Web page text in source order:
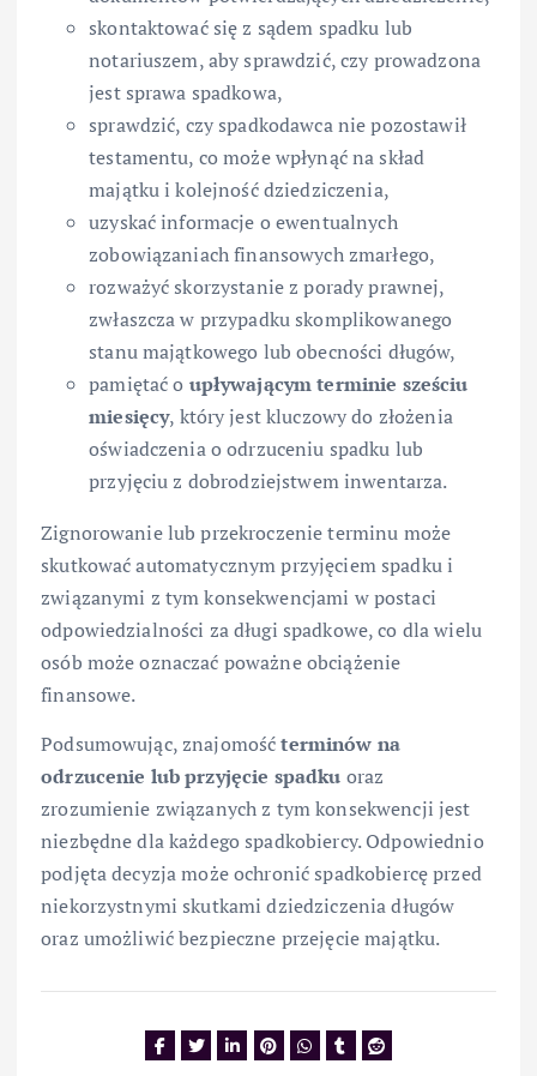
skontaktować się z sądem spadku lub
notariuszem, aby sprawdzić, czy prowadzona
jest sprawa spadkowa,
sprawdzić, czy spadkodawca nie pozostawił
testamentu, co może wpłynąć na skład
majątku i kolejność dziedziczenia,
uzyskać informacje o ewentualnych
zobowiązaniach finansowych zmarłego,
rozważyć skorzystanie z porady prawnej,
zwłaszcza w przypadku skomplikowanego
stanu majątkowego lub obecności długów,
pamiętać o upływającym terminie sześciu
miesięcy, który jest kluczowy do złożenia
oświadczenia o odrzuceniu spadku lub
przyjęciu z dobrodziejstwem inwentarza.
Zignorowanie lub przekroczenie terminu może
skutkować automatycznym przyjęciem spadku i
związanymi z tym konsekwencjami w postaci
odpowiedzialności za długi spadkowe, co dla wielu
osób może oznaczać poważne obciążenie
finansowe.
Podsumowując, znajomośćterminów na
odrzucenie lub przyjęcie spadku oraz
zrozumienie związanych z tym konsekwencji jest
niezbędne dla każdego spadkobiercy. Odpowiednio
podjęta decyzja może ochronić spadkobiercę przed
niekorzystnymi skutkami dziedziczenia długów
oraz umożliwić bezpieczne przejęcie majątku.